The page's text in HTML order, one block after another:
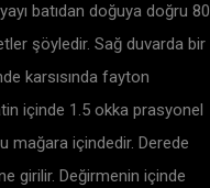
batıdan doğuya doğru 80
şöyledir. Sağ duvarda bir
karsısında fayton
içinde 1.5 okka prasyonel
mağara içindedir. Derede
girilir. Değirmenin içinde